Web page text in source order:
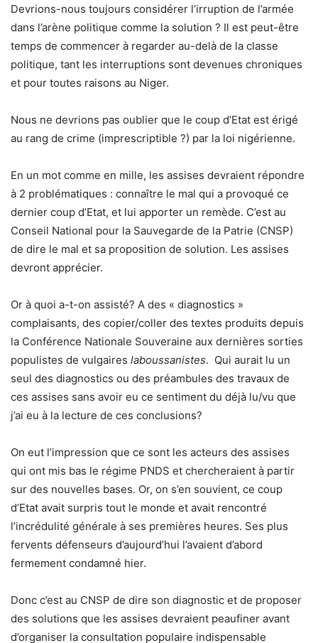
Devrions-nous toujours considérer l’irruption de l’armée
dans l’arène politique comme la solution ? Il est peut-être
temps de commencer à regarder au-delà de la classe
politique, tant les interruptions sont devenues chroniques
et pour toutes raisons au Niger.
Nous ne devrions pas oublier que le coup d’Etat est érigé
au rang de crime (imprescriptible ?) par la loi nigérienne.
En un mot comme en mille, les assises devraient répondre
à 2 problématiques : connaître le mal qui a provoqué ce
dernier coup d’Etat, et lui apporter un remède. C’est au
Conseil National pour la Sauvegarde de la Patrie (CNSP)
de dire le mal et sa proposition de solution. Les assises
devront apprécier.
Or à quoi a-t-on assisté? A des « diagnostics »
complaisants, des copier/coller des textes produits depuis
la Conférence Nationale Souveraine aux dernières sorties
populistes de vulgaires laboussanistes. Qui aurait lu un
seul des diagnostics ou des préambules des travaux de
ces assises sans avoir eu ce sentiment du déjà lu/vu que
j’ai eu à la lecture de ces conclusions?
On eut l’impression que ce sont les acteurs des assises
qui ont mis bas le régime PNDS et chercheraient à partir
sur des nouvelles bases. Or, on s’en souvient, ce coup
d’Etat avait surpris tout le monde et avait rencontré
l’incrédulité générale à ses premières heures. Ses plus
fervents défenseurs d’aujourd’hui l’avaient d’abord
fermement condamné hier.
Donc c’est au CNSP de dire son diagnostic et de proposer
des solutions que les assises devraient peaufiner avant
d’organiser la consultation populaire indispensable